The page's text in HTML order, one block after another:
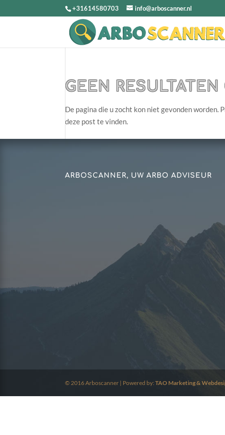
+31614580703 info@arboscanner.nl
GEEN
De pagina die u zocht kon niet gevonden
deze post te vinden.
ARBOSCANNER, UW ARBO ADVISEUR
© 2016 Arboscanner | Powered by:TAO Marketing &